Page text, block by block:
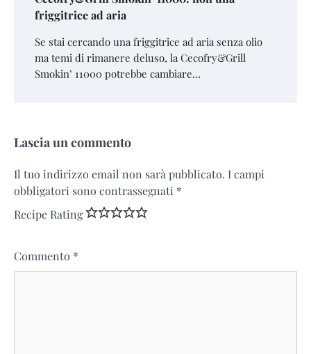
friggitrice ad aria
Se stai cercando una friggitrice ad aria senza olio
ma temi di rimanere deluso, la Cecofry&Grill
Smokin’ 11000 potrebbe cambiare…
Lascia un commento
Il tuo indirizzo email non sarà pubblicato. I campi
obbligatori sono contrassegnati *
Recipe Rating
Commento *